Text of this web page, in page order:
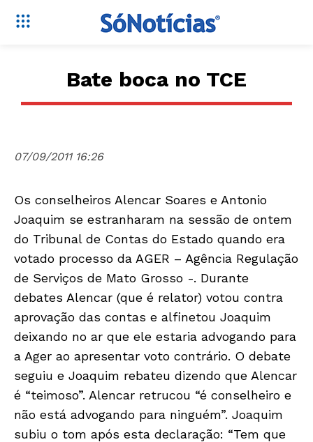
Bate boca no TCE
07/09/2011 16:26
Os conselheiros Alencar Soares e Antonio
Joaquim se estranharam na sessão de ontem
do Tribunal de Contas do Estado quando era
votado processo da AGER – Agência Regulação
de Serviços de Mato Grosso -. Durante
debates Alencar (que é relator) votou contra
aprovação das contas e alfinetou Joaquim
deixando no ar que ele estaria advogando para
a Ager ao apresentar voto contrário. O debate
seguiu e Joaquim rebateu dizendo que Alencar
é “teimoso”. Alencar retrucou “é conselheiro e
não está advogando para ninguém”. Joaquim
subiu o tom após esta declaração: “Tem que